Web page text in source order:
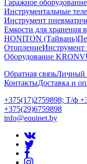
Гаражное оборудование
Инструментальные
Инструмент
Емкости для хранения
HONITON (Тайвань)
ОтоплениеИнструмент
Оборудование
Обратная связьЛичный
КонтактыДоставка и
+375(17)2759898; Т/ф
+375(29)6759898
info@equinet.by